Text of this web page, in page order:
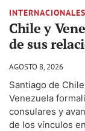
INTERNACIONALES
Chile y
de sus
AGOSTO 8, 2026
Santiago de
Venezuela
consulares y
de los vínculos